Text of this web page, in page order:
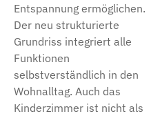
Entspannung ermöglichen.
Der neu strukturierte
Grundriss integriert alle
Funktionen
selbstverständlich in den
Wohnalltag. Auch das
Kinderzimmer ist nicht als